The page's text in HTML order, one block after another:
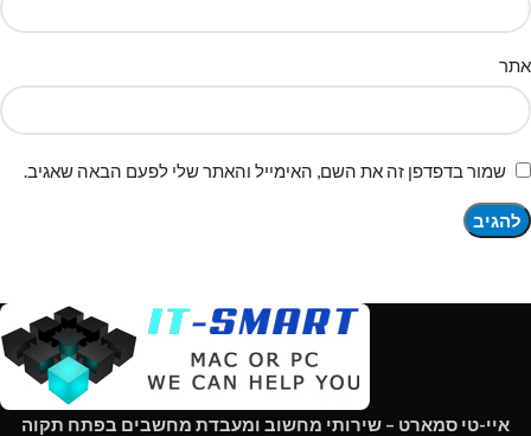
אתר
שמור בדפדפן זה את השם, האימייל והאתר שלי לפעם הבאה שאגיב.
איי-טי סמארט – שירותי מחשוב ומעבדת מחשבים בפתח תקוה